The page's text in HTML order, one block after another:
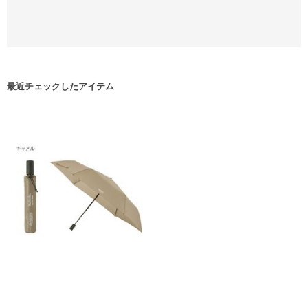
最近チェックしたアイテム